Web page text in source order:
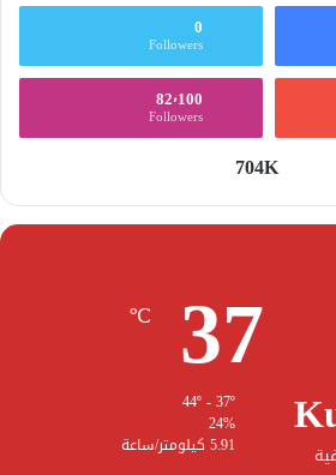
0
Followers
82٬100
Followers
704K
37
℃
24%
5.91 كيلومتر/ساعة